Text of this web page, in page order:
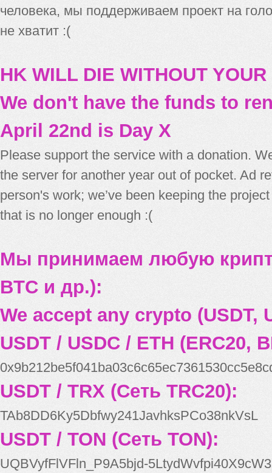
человека, мы поддерживаем проект на
не хватит :(
HK WILL DIE WITHOUT
We don't have the funds to
April 22nd is Day X
Please support the service with a donation.
the server for another year out of pocket. Ad
person's work; we’ve been keeping the
that is no longer enough :(
Мы принимаем любую
BTC и др.):
We accept any crypto (USDT,
USDT / USDC / ETH (ERC20,
USDT / TRX (Сеть TRC20):
TAb8DD6Ky5Dbfwy241JavhksPCo38nkVsL
USDT / TON (Сеть TON):
UQBVyfFlVFln_P9A5bjd-